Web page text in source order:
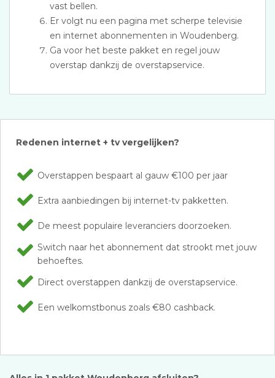
vast bellen.
Er volgt nu een pagina met scherpe televisie
en internet abonnementen in Woudenberg.
Ga voor het beste pakket en regel jouw
overstap dankzij de overstapservice.
Redenen internet + tv vergelijken?
Overstappen bespaart al gauw €100 per jaar
Extra aanbiedingen bij internet-tv pakketten.
De meest populaire leveranciers doorzoeken.
Switch naar het abonnement dat strookt met jouw
behoeftes.
Direct overstappen dankzij de overstapservice.
Een welkomstbonus zoals €80 cashback.